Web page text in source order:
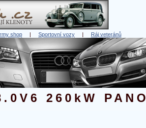
shop | Sportovní vozy | Ráj veteránů
260kW PANO